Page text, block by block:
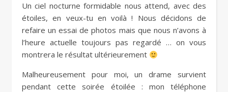
Un ciel nocturne formidable nous attend, avec des
étoiles, en veux-tu en voilà ! Nous décidons de
refaire un essai de photos mais que nous n’avons à
l’heure actuelle toujours pas regardé … on vous
montrera le résultat ultérieurement
Malheureusement pour moi, un drame survient
pendant cette soirée étoilée : mon téléphone